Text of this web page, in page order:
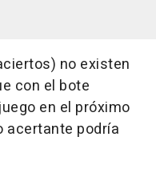
no existen
con el bote
en el próximo
acertante podría